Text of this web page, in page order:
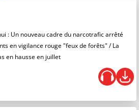
: Un nouveau cadre du narcotrafic arrêté
en vigilance rouge "feux de forêts" / La
en hausse en juillet